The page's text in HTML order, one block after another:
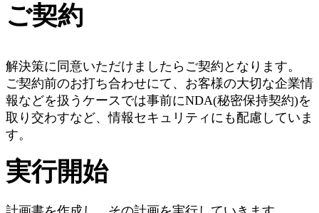
ご契約
解決策に同意いただけましたらご契約となります。
ご契約前のお打ち合わせにて、お客様の大切な企業情
報などを扱うケースでは事前にNDA(秘密保持契約)を
取り交わすなど、情報セキュリティにも配慮していま
す。
実行開始